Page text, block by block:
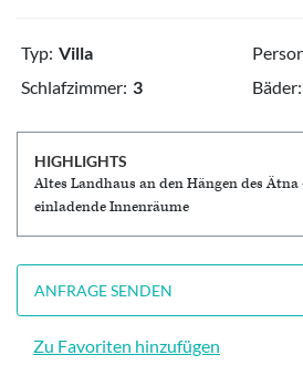
Typ: Villa
Schlafzimmer: 3 Bäder:
HIGHLIGHTS
Altes Landhaus an den Hängen des
einladende Innenräume
ANFRAGE SENDEN
Zu Favoriten hinzufügen